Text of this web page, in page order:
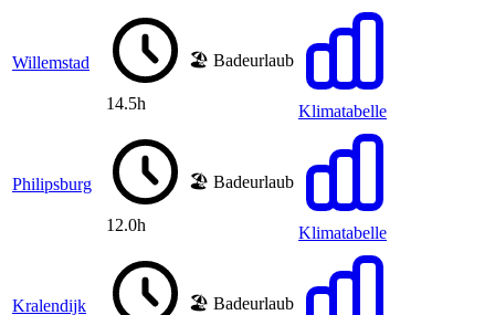
Willemstad
14.5h
🏖️ Badeurlaub
Klimatabelle
Philipsburg
12.0h
🏖️ Badeurlaub
Klimatabelle
Kralendijk 🏖️ Badeurlaub